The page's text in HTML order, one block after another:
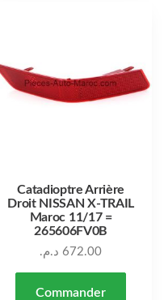
Catadioptre Arrière
Droit NISSAN X-TRAIL
Maroc 11/17 =
265606FV0B
672.00 د.م.
Commander